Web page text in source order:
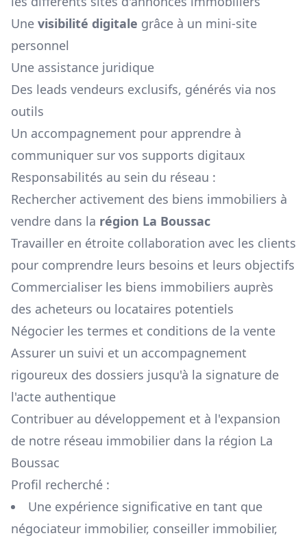
Une visibilité digitale grâce à un mini-site
personnel
Une assistance juridique
Des leads vendeurs exclusifs, générés via nos
outils
Un accompagnement pour apprendre à
communiquer sur vos supports digitaux
Responsabilités au sein du réseau :
Rechercher activement des biens immobiliers à
vendre dans la région La Boussac
Travailler en étroite collaboration avec les clients
pour comprendre leurs besoins et leurs objectifs
Commercialiser les biens immobiliers auprès
des acheteurs ou locataires potentiels
Négocier les termes et conditions de la vente
Assurer un suivi et un accompagnement
rigoureux des dossiers jusqu'à la signature de
l'acte authentique
Contribuer au développement et à l'expansion
de notre réseau immobilier dans la région La
Boussac
Profil recherché :
Une expérience significative en tant que
négociateur immobilier, conseiller immobilier,